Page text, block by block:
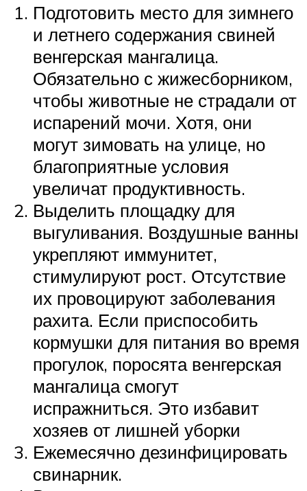
Подготовить место для зимнего
и летнего содержания свиней
венгерская мангалица.
Обязательно с жижесборником,
чтобы животные не страдали от
испарений мочи. Хотя, они
могут зимовать на улице, но
благоприятные условия
увеличат продуктивность.
Выделить площадку для
выгуливания. Воздушные ванны
укрепляют иммунитет,
стимулируют рост. Отсутствие
их провоцируют заболевания
рахита. Если приспособить
кормушки для питания во время
прогулок, поросята венгерская
мангалица смогут
испражниться. Это избавит
хозяев от лишней уборки
Ежемесячно дезинфицировать
свинарник.